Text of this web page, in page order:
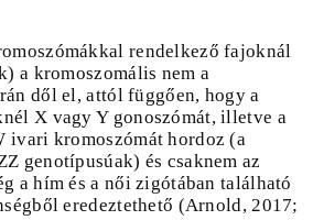
rendelkező fajoknál
a kromoszomális nem a
dől el, attól függően, hogy a
X vagy Y gonoszómát, illetve a
ivari kromoszómát hordoz (a
genotípusúak) és csaknem az
a hím és a női zigótában található
eredeztethető (Arnold, 2017;